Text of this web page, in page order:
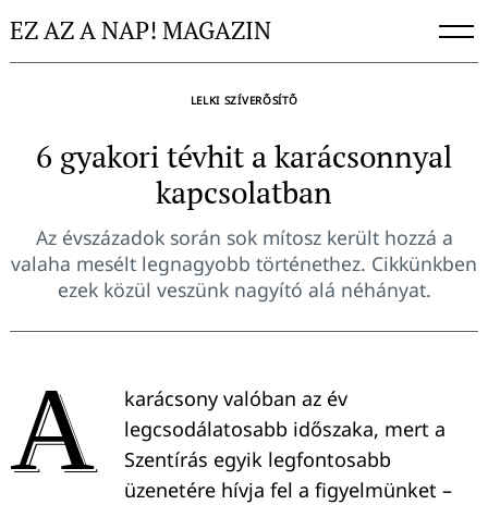
toEZ AZ A NAP! MAGAZIN
LELKI SZÍVERŐSÍTŐ
6 gyakori tévhit a karácsonnyal
kapcsolatban
Az évszázadok során sok mítosz került hozzá a
valaha mesélt legnagyobb történethez. Cikkünkben
ezek közül veszünk nagyító alá néhányat.
A
karácsony valóban az év
legcsodálatosabb időszaka, mert a
Szentírás egyik legfontosabb
üzenetére hívja fel a figyelmünket –